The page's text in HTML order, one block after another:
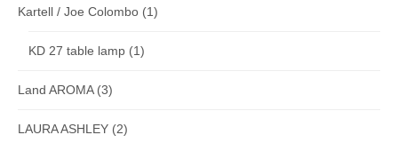
Kartell / Joe Colombo (1)
KD 27 table lamp (1)
Land AROMA(3)
LAURA ASHLEY (2)